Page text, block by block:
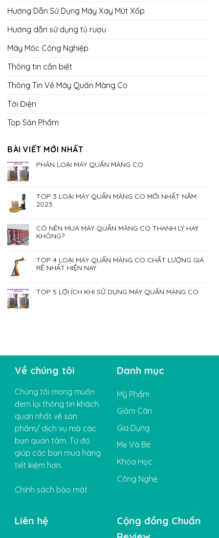
Hướng Dẫn Sử Dụng Máy Xay Mút Xốp
Hướng dẫn sử dụng tủ rượu
Máy Móc Công Nghiệp
Thông tin cần biết
Thông Tin Về Máy Quấn Màng Co
Tời Điện
Top Sản Phẩm
BÀI VIẾT MỚI NHẤT
PHÂN LOẠI MÁY QUẤN MÀNG CO
TOP 3 LOẠI MÁY QUẤN MÀNG CO MỚI NHẤT NĂM
2023
CÓ NÊN MUA MÁY QUẤN MÀNG CO THANH LÝ HAY
KHÔNG?
TOP 4 LOẠI MÁY QUẤN MÀNG CO CHẤT LƯỢNG GIÁ
RẺ NHẤT HIỆN NAY
TOP 5 LỢI ÍCH KHI SỬ DỤNG MÁY QUẤN MÀNG CO
Về chúng tôi
Chúng tôi mong muốn
đem lại thông tin khách
quan nhất về sản
phẩm/ dịch vụ mà các
bạn quan tâm. Từ đó
giúp các bạn mua hàng
tiết kiệm hơn.
Chính sách bảo mật
Danh mục
Mỹ Phẩm
Giảm Cân
Gia Dụng
Mẹ Và Bé
Khóa Học
Công Nghệ
Liên hệ
Cộng đồng Chuẩn